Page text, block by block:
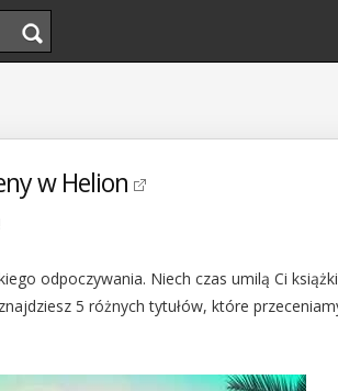
w Helion
odpoczywania. Niech czas umilą Ci
5 różnych tytułów, które